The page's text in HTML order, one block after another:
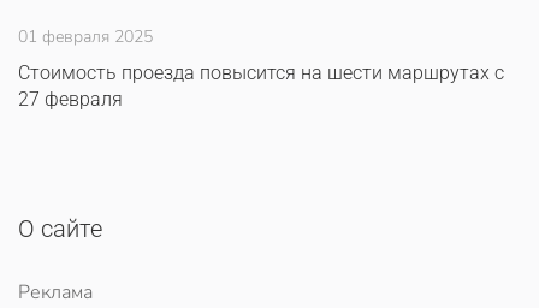
01 февраля 2025
Стоимость проезда повысится на шести маршрутах с
27 февраля
О сайте
Реклама